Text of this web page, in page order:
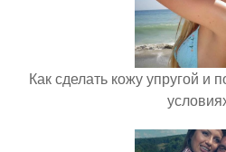
Как сделать кожу упругой и